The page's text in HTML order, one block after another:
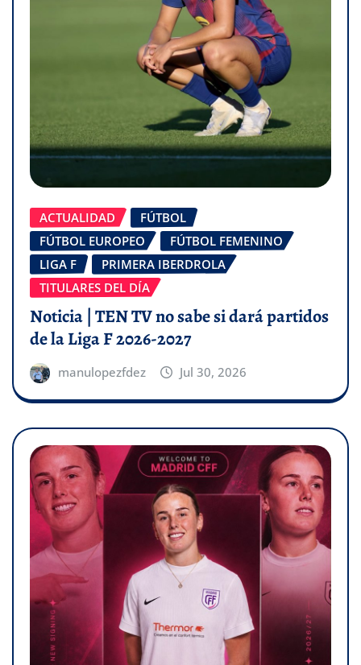
ACTUALIDAD
FÚTBOL
FÚTBOL EUROPEO
FÚTBOL FEMENINO
LIGA F
PRIMERA IBERDROLA
TITULARES DEL DÍA
Noticia | TEN TV no sabe si dará partidos
de la Liga F 2026-2027
manulopezfdez Jul 30, 2026